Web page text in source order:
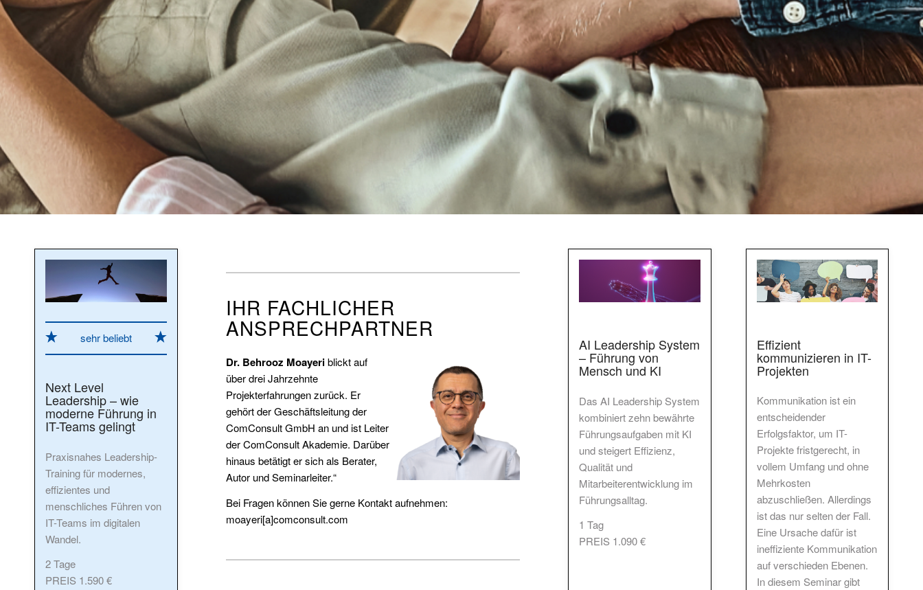
sehr beliebt
Next Level
Leadership – wie
moderne Führung in
IT-Teams gelingt
Praxisnahes Leadership-
Training für modernes,
effizientes und
menschliches Führen von
IT-Teams im digitalen
Wandel.
2 Tage
PREIS 1.590 €
IHR FACHLICHER
ANSPRECHPARTNER
Dr. Behrooz Moayeriblickt auf
über drei Jahrzehnte
Projekterfahrungen zurück. Er
gehört der Geschäftsleitung der
ComConsult GmbH an und ist Leiter
der ComConsult Akademie. Darüber
hinaus betätigt er sich als Berater,
Autor und Seminarleiter.“
Bei Fragen können Sie gerne Kontakt aufnehmen:
moayeri[a]comconsult.com
AI Leadership System
– Führung von
Mensch und KI
Das AI Leadership System
kombiniert zehn bewährte
Führungsaufgaben mit KI
und steigert Effizienz,
Qualität und
Mitarbeiterentwicklung im
Führungsalltag.
1 Tag
PREIS 1.090 €
Effizient
kommunizieren in IT-
Projekten
Kommunikation ist ein
entscheidender
Erfolgsfaktor, um IT-
Projekte fristgerecht, in
vollem Umfang und ohne
Mehrkosten
abzuschließen. Allerdings
ist das nur selten der Fall.
Eine Ursache dafür ist
ineffiziente Kommunikation
auf verschieden Ebenen.
In diesem Seminar gibt